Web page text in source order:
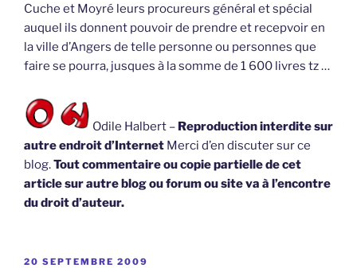
Cuche et Moyré leurs procureurs général et spécial
auquel ils donnent pouvoir de prendre et recepvoir en
la ville d’Angers de telle personne ou personnes que
faire se pourra, jusques à la somme de 1 600 livres tz …
Odile Halbert – Reproduction interdite sur
autre endroit d’Internet Merci d’en discuter sur ce
blog.Tout commentaire ou copie partielle de cet
article sur autre blog ou forum ou site va à l’encontre
du droit d’auteur.
PUBLIÉ
20 SEPTEMBRE 2009